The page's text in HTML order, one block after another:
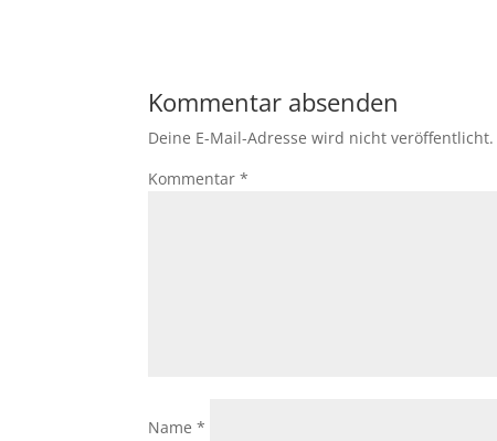
Kommentar absenden
Deine E-Mail-Adresse wird nicht veröffentlicht.
Kommentar*
Name*